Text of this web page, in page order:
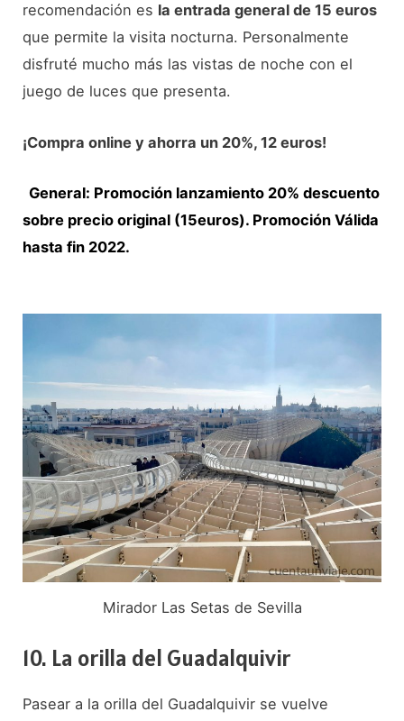
recomendación es la entrada general de 15 euros
que permite la visita nocturna. Personalmente
disfruté mucho más las vistas de noche con el
juego de luces que presenta.
¡Compra online y ahorra un 20%, 12 euros!
General: Promoción lanzamiento 20% descuento
sobre precio original (15euros). Promoción Válida
hasta fin 2022.
Mirador Las Setas de Sevilla
10. La orilla del Guadalquivir
Pasear a la orilla del Guadalquivir se vuelve